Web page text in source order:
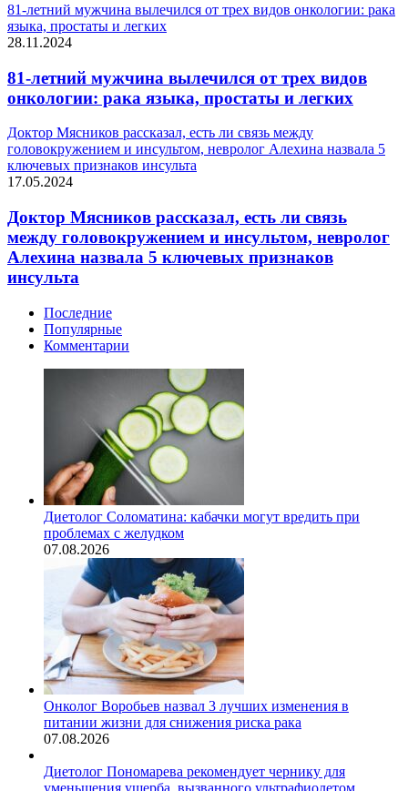
81-летний мужчина вылечился от трех видов онкологии: рака
языка, простаты и легких
28.11.2024
81-летний мужчина вылечился от трех видов
онкологии: рака языка, простаты и легких
Доктор Мясников рассказал, есть ли связь между
головокружением и инсультом, невролог Алехина назвала 5
ключевых признаков инсульта
17.05.2024
Доктор Мясников рассказал, есть ли связь
между головокружением и инсультом, невролог
Алехина назвала 5 ключевых признаков
инсульта
Последние
Популярные
Комментарии
Диетолог Соломатина: кабачки могут вредить при
проблемах с желудком
07.08.2026
Онколог Воробьев назвал 3 лучших изменения в
питании жизни для снижения риска рака
07.08.2026
Диетолог Пономарева рекомендует чернику для
уменьшения ущерба, вызванного ультрафиолетом